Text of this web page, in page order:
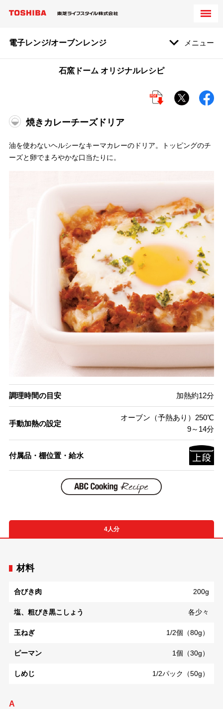
電子レンジ/オーブンレンジ メニュー
石窯ドーム オリジナルレシピ
焼きカレーチーズドリア
油を使わないヘルシーなキーマカレーのドリア。トッピングのチ
ーズと卵でまろやかな口当たりに。
調理時間の目安 加熱約12分
手動加熱の設定
オーブン（予熱あり）250℃
9～14分
付属品・棚位置・給水
4人分
材料
合びき肉 200g
塩、粗びき黒こしょう 各少々
玉ねぎ 1/2個（80g）
ピーマン 1個（30g）
しめじ 1/2パック（50g）
A